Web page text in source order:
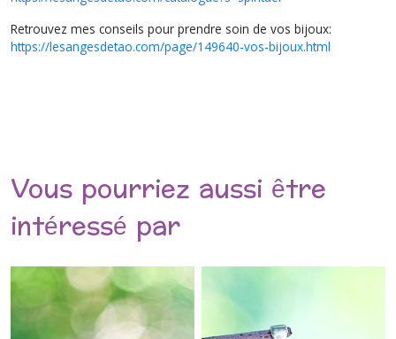
Retrouvez mes conseils pour prendre soin de vos bijoux:
https://lesangesdetao.com/page/149640-vos-bijoux.html
Vous pourriez aussi être
intéressé par